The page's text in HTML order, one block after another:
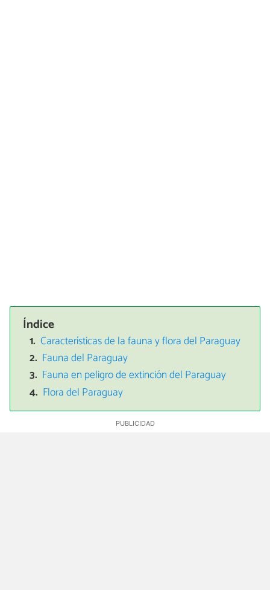
Índice
Características de la fauna y flora del Paraguay
Fauna del Paraguay
Fauna en peligro de extinción del Paraguay
Flora del Paraguay